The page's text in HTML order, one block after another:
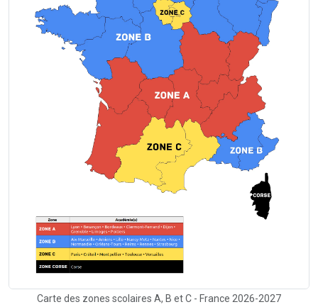
Carte des zones scolaires A, B et C - France 2026-2027